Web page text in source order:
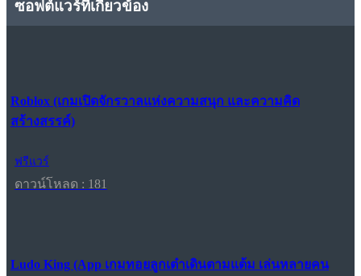
ซอฟต์แวร์ที่เกี่ยวข้อง
Roblox (เกมเปิดจักรวาลแห่งความสนุก และความคิด
สร้างสรรค์)
ฟรีแวร์
ดาวน์โหลด : 181
Ludo King (App เกมทอยลูกเต๋าเดินตามแต้ม เล่นหลายคน